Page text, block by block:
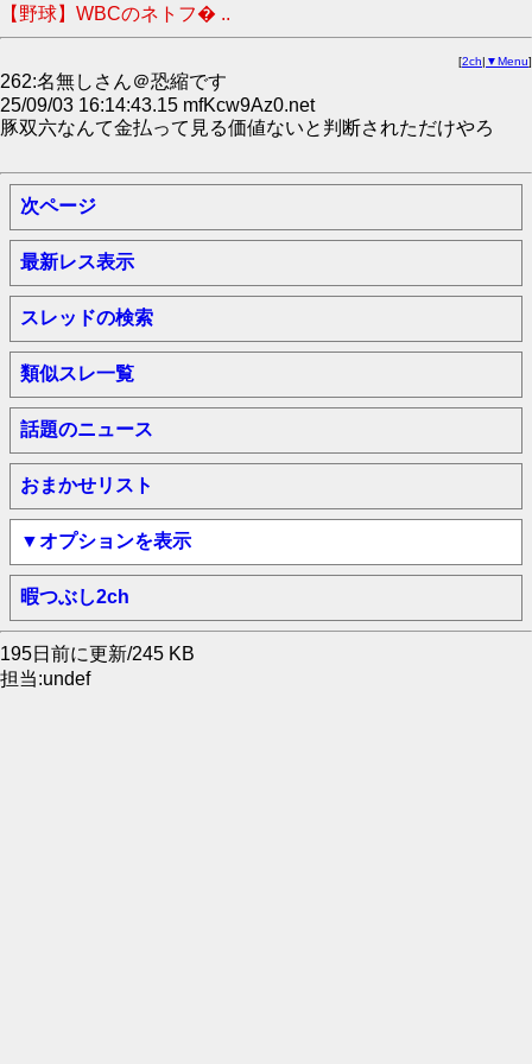
【野球】WBCのネトフ� ..
[2ch| ▼Menu]
262:名無しさん＠恐縮です
25/09/03 16:14:43.15 mfKcw9Az0.net
豚双六なんて金払って見る価値ないと判断されただけやろ
次ページ
最新レス表示
スレッドの検索
類似スレ一覧
話題のニュース
おまかせリスト
▼オプションを表示
暇つぶし2ch
195日前に更新/245 KB
担当:undef